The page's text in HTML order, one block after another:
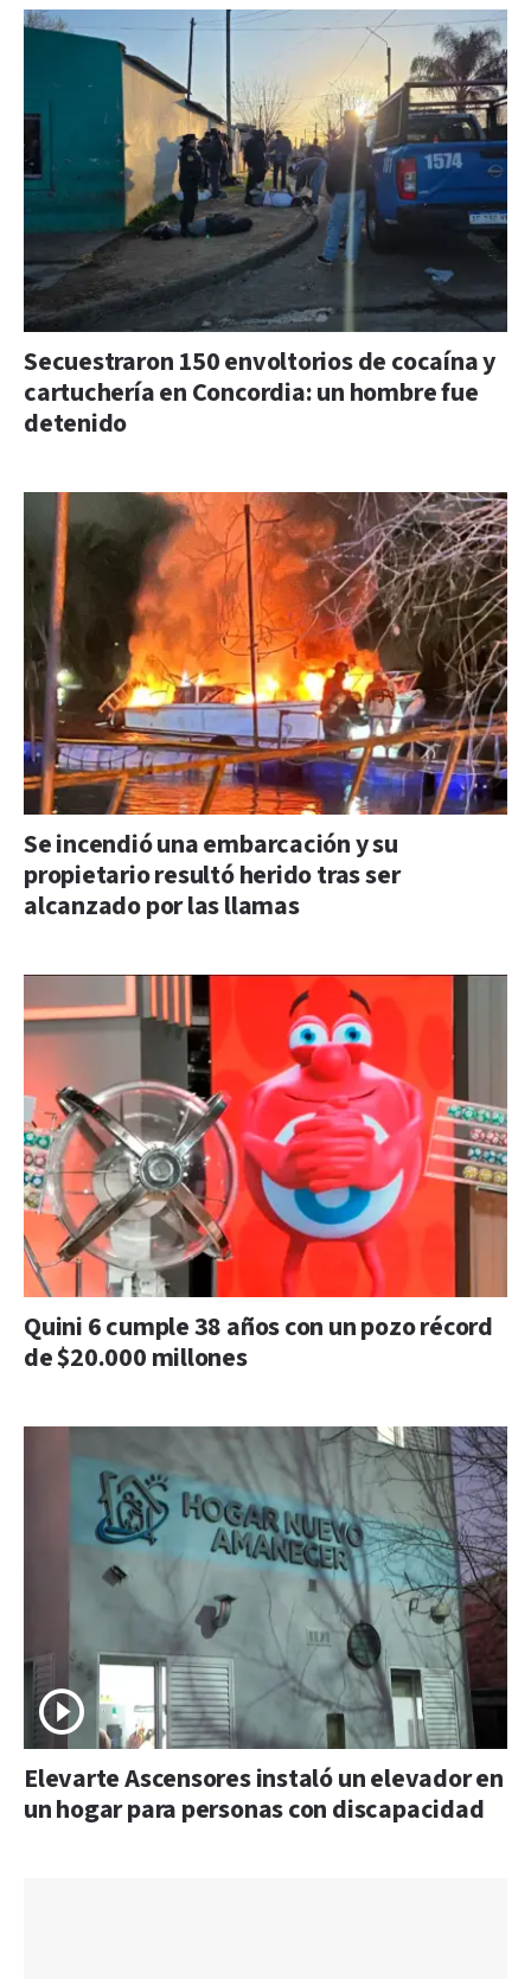
Secuestraron 150 envoltorios de cocaína y
cartuchería en Concordia: un hombre fue
detenido
Se incendió una embarcación y su
propietario resultó herido tras ser
alcanzado por las llamas
Quini 6 cumple 38 años con un pozo récord
de $20.000 millones
Elevarte Ascensores instaló un elevador en
un hogar para personas con discapacidad